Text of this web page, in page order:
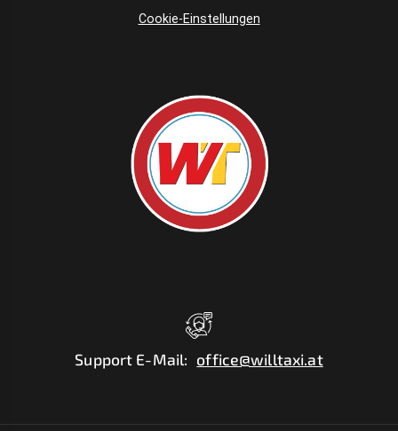
Cookie-Einstellungen
Support E-Mail: office@willtaxi.at